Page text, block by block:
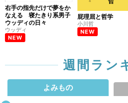
右手の指先だけで夢をか
なえる 寝たきり系男子
ウッディの日々
ウッディ
NEW
屁理屈と哲学
小川哲
NEW
週間ラン
よみもの